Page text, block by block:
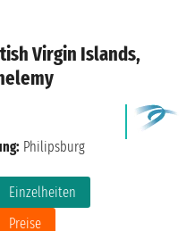
Virgin Islands,
Einzelheiten
Preise
Philipsburg